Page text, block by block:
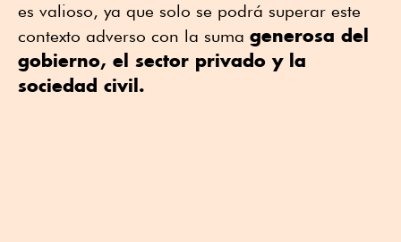
es valioso, ya que solo se podrá superar este
contexto adverso con la suma generosa del
gobierno, el sector privado y la
sociedad civil.